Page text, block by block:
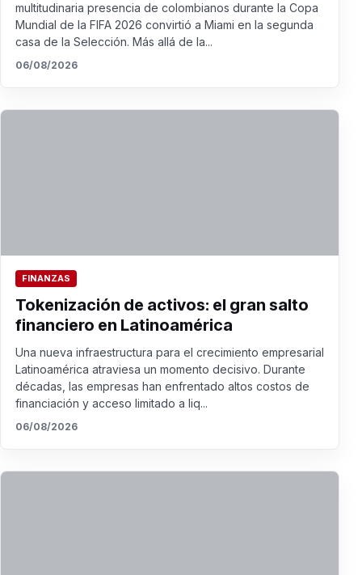
multitudinaria presencia de colombianos durante la Copa
Mundial de la FIFA 2026 convirtió a Miami en la segunda
casa de la Selección. Más allá de la...
06/08/2026
FINANZAS
Tokenización de activos: el gran salto
financiero en Latinoamérica
Una nueva infraestructura para el crecimiento empresarial
Latinoamérica atraviesa un momento decisivo. Durante
décadas, las empresas han enfrentado altos costos de
financiación y acceso limitado a liq...
06/08/2026